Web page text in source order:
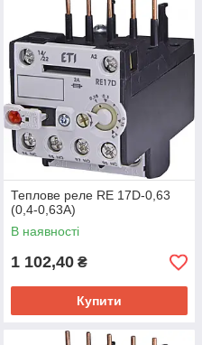
Теплове реле RE 17D-0,63
(0,4-0,63A)
В наявності
1 102,40 ₴
Купити